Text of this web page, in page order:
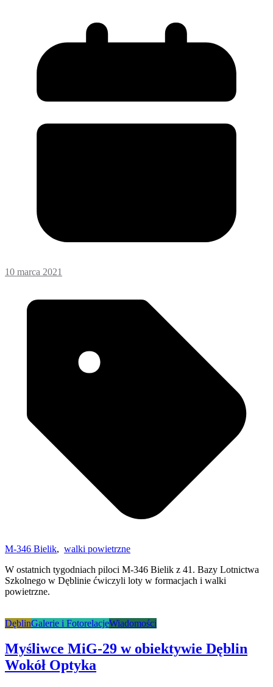
10 marca 2021
M-346 Bielik, walki powietrzne
W ostatnich tygodniach piloci M-346 Bielik z 41. Bazy Lotnictwa
Szkolnego w Dęblinie ćwiczyli loty w formacjach i walki
powietrzne.
DęblinGalerie i FotorelacjeWiadomości
Myśliwce MiG-29 w obiektywie Dęblin
Wokół Optyka